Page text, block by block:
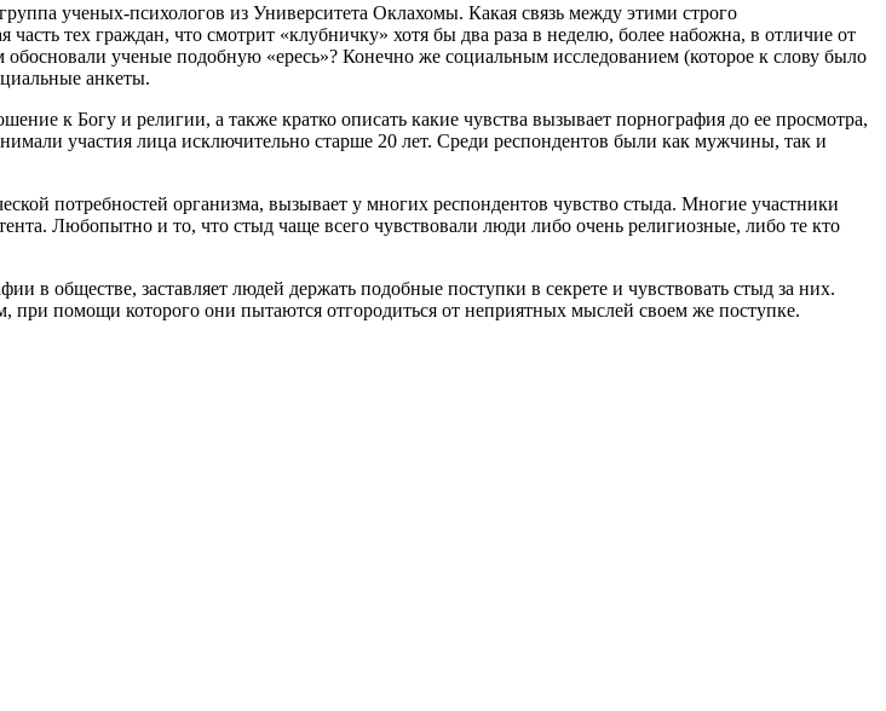
ученых-психологов из Университета Оклахомы. Какая связь между этими строго
тех граждан, что смотрит «клубничку» хотя бы два раза в неделю, более набожна, в отличие от
ученые подобную «ересь»? Конечно же социальным исследованием (которое к слову было
анкеты.
к Богу и религии, а также кратко описать какие чувства вызывает порнография до ее просмотра,
участия лица исключительно старше 20 лет. Среди респондентов были как мужчины, так и
потребностей организма, вызывает у многих респондентов чувство стыда. Многие участники
Любопытно и то, что стыд чаще всего чувствовали люди либо очень религиозные, либо те кто
в обществе, заставляет людей держать подобные поступки в секрете и чувствовать стыд за них.
при помощи которого они пытаются отгородиться от неприятных мыслей своем же поступке.